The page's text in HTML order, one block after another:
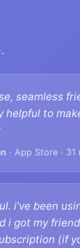
seamless
helpful to
· App Store ·
i’ve been
i got my
(if